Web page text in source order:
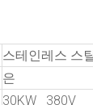
스테인레스 스
은
30KW 380V